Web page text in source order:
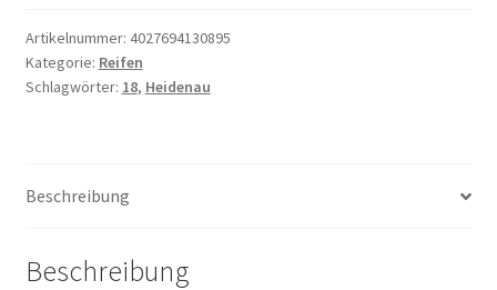
52H
K34
TT
Artikelnummer: 4027694130895
Kategorie: Reifen
Schlagwörter: 18, Heidenau
Beschreibung
Beschreibung